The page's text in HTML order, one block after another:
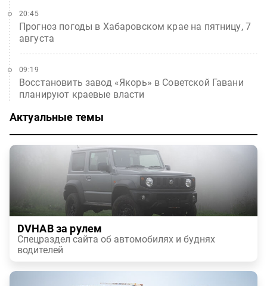
Прогноз погоды в Хабаровском крае на пятницу, 7
августа
20:45
Восстановить завод «Якорь» в Советской Гавани
планируют краевые власти
09:19
Актуальные темы
DVHAB за рулем
Спецраздел сайта об автомобилях и буднях
водителей